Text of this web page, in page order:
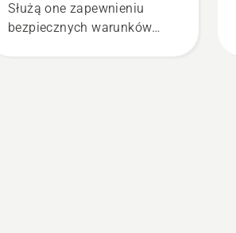
Służą one zapewnieniu
bezpiecznych warunków